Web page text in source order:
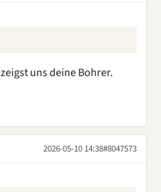
uns deine Bohrer.
2026-05-10 14:38#8047573